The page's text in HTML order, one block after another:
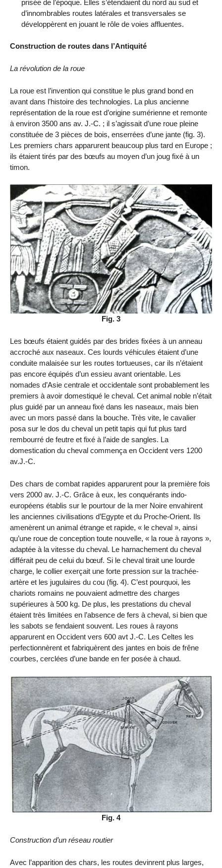
prisée de l’époque. Elles s’étendaient du nord au sud et
d’innombrables routes latérales et transversales se
développèrent en jouant le rôle de voies affluentes.
Construction de routes dans l’Antiquité
La révolution de la roue
La roue est l’invention qui constitue le plus grand bond en
avant dans l’histoire des technologies. La plus ancienne
représentation de la roue est d’origine sumérienne et remonte
à environ 3500 ans av. J.-C. ; il s’agissait d’une roue pleine
constituée de 3 pièces de bois, enserrées d’une jante (fig. 3).
Les premiers chars apparurent beaucoup plus tard en Europe ;
ils étaient tirés par des bœufs au moyen d’un joug fixé à un
timon.
Fig. 3
Les bœufs étaient guidés par des brides fixées à un anneau
accroché aux naseaux. Ces lourds véhicules étaient d’une
conduite malaisée sur les routes tortueuses, car ils n’étaient
pas encore équipés d’un essieu avant orientable. Les
nomades d’Asie centrale et occidentale sont probablement les
premiers à avoir domestiqué le cheval. Cet animal noble n’était
plus guidé par un anneau fixé dans les naseaux, mais bien
avec un mors passé dans la bouche. Très vite, le cavalier
posa sur le dos du cheval un petit tapis qui fut plus tard
rembourré de feutre et fixé à l’aide de sangles. La
domestication du cheval commença en Occident vers 1200
av.J.-C.
Des chars de combat rapides apparurent pour la première fois
vers 2000 av. J.-C. Grâce à eux, les conquérants indo-
européens établis sur le pourtour de la mer Noire envahirent
les anciennes civilisations d’Egypte et du Proche-Orient. Ils
amenèrent un animal étrange et rapide, « le cheval », ainsi
qu’une roue de conception toute nouvelle, « la roue à rayons »,
adaptée à la vitesse du cheval. Le harnachement du cheval
différait peu de celui du bœuf. Si le cheval tirait une lourde
charge, le collier exerçait une forte pression sur la trachée-
artère et les jugulaires du cou (fig. 4). C’est pourquoi, les
chariots romains ne pouvaient admettre des charges
supérieures à 500 kg. De plus, les prestations du cheval
étaient très limitées en l’absence de fers à cheval, si bien que
les sabots se fendaient souvent. Les roues à rayons
apparurent en Occident vers 600 avt J.-C. Les Celtes les
perfectionnèrent et fabriquèrent des jantes en bois de frêne
courbes, cerclées d’une bande en fer posée à chaud.
Fig. 4
Construction d’un réseau routier
Avec l’apparition des chars, les routes devinrent plus larges,